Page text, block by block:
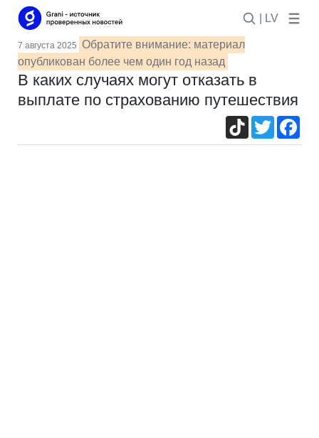
| LV
7 августа 2025 Обратите внимание: материал
опубликован более чем один год назад
В каких случаях могут отказать в
выплате по страхованию путешествия
TikTokTwitter